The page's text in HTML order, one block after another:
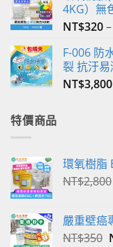
4KG）無
NT$320–
F-006 防
裂 抗汙易
NT$3,800
特價商品
環氧樹脂
NT$2,800
嚴重壁癌
NT$350